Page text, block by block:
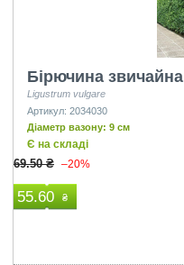
Бірючина звичайна
Ligustrum vulgare
Артикул: 2034030
Діаметр вазону: 9 см
Є на складі
69.50 ₴ –20%
55.60 ₴